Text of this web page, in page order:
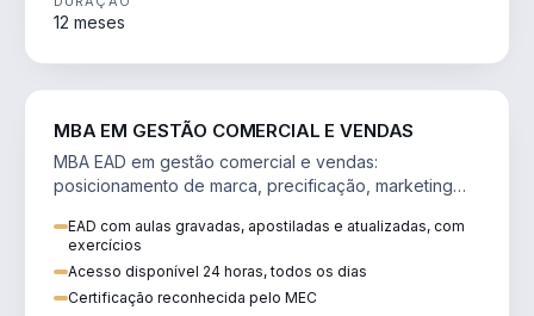
12 meses
MBA EM GESTÃO COMERCIAL E VENDAS
MBA EAD em gestão comercial e vendas:
posicionamento de marca, precificação, marketing
EAD com aulas gravadas, apostiladas e atualizadas, com
exercícios
Acesso disponível 24 horas, todos os dias
Certificação reconhecida pelo MEC